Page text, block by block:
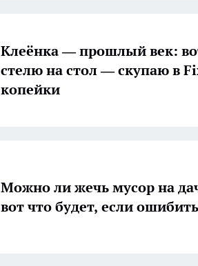
Клеёнка — прошлый век:
стелю на стол — скупаю в
копейки
Можно ли жечь мусор на
вот что будет, если